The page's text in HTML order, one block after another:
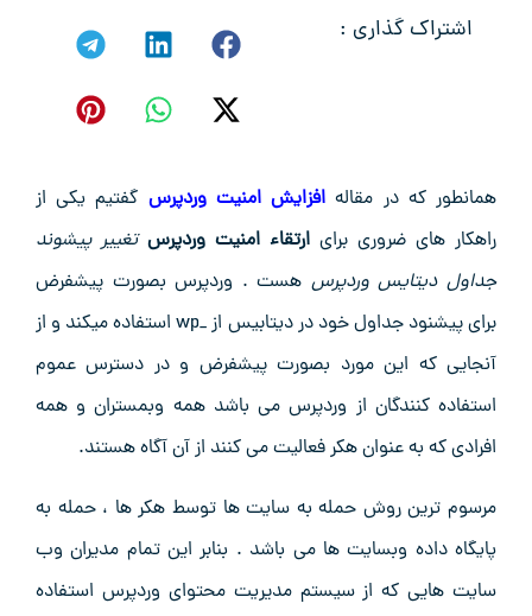
اشتراک گذاری :
همانطور که در مقاله افزایش امنیت وردپرس گفتیم یکی از
راهکار های ضروری برای ارتقاء امنیت وردپرس تغییر پیشوند
جداول دیتایس وردپرس هست . وردپرس بصورت پیشفرض
برای پیشنود جداول خود در دیتابیس از _wp استفاده میکند و از
آنجایی که این مورد بصورت پیشفرض و در دسترس عموم
استفاده کنندگان از وردپرس می باشد همه وبمستران و همه
افرادی که به عنوان هکر فعالیت می کنند از آن آگاه هستند.
مرسوم ترین روش حمله به سایت ها توسط هکر ها ، حمله به
پایگاه داده وبسایت ها می باشد . بنابر این تمام مدیران وب
سایت هایی که از سیستم مدیریت محتوای وردپرس استفاده